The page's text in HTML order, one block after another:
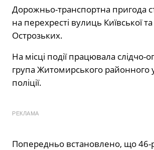
Дорожньо-транспортна пригода
на перехресті вулиць Київської та
Острозьких.
На місці події працювала слідчо-
група Житомирського районного
поліції.
РЕКЛАМА
Попередньо встановлено, що 46-